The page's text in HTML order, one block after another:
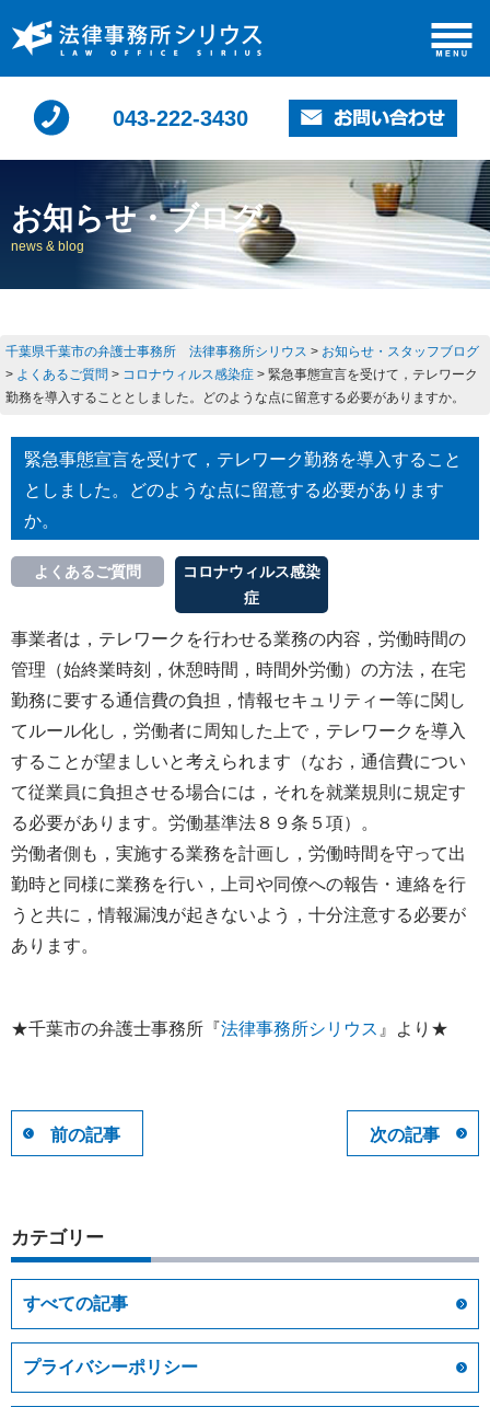
043-222-3430
お知らせ・ブログ
news & blog
千葉県千葉市の弁護士事務所 法律事務所シリウス > お知らせ・スタッフブログ
> よくあるご質問 > コロナウィルス感染症 > 緊急事態宣言を受けて，テレワーク
勤務を導入することとしました。どのような点に留意する必要がありますか。
緊急事態宣言を受けて，テレワーク勤務を導入すること
としました。どのような点に留意する必要があります
か。
よくあるご質問
コロナウィルス感染
症
事業者は，テレワークを行わせる業務の内容，労働時間の
管理（始終業時刻，休憩時間，時間外労働）の方法，在宅
勤務に要する通信費の負担，情報セキュリティー等に関し
てルール化し，労働者に周知した上で，テレワークを導入
することが望ましいと考えられます（なお，通信費につい
て従業員に負担させる場合には，それを就業規則に規定す
る必要があります。労働基準法８９条５項）。
労働者側も，実施する業務を計画し，労働時間を守って出
勤時と同様に業務を行い，上司や同僚への報告・連絡を行
うと共に，情報漏洩が起きないよう，十分注意する必要が
あります。
★千葉市の弁護士事務所『法律事務所シリウス 』より★
前の記事 次の記事
カテゴリー
すべての記事
プライバシーポリシー